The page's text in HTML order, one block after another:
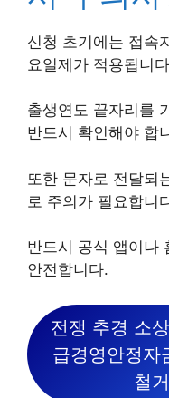
신청 초기에는 접속
요일제가 적용됩니
출생연도 끝자리를
반드시 확인해야 합
또한 문자로 전달되
로 주의가 필요합니
반드시 공식 앱이나
안전합니다.
전쟁 추경 소
급경영안정자
철